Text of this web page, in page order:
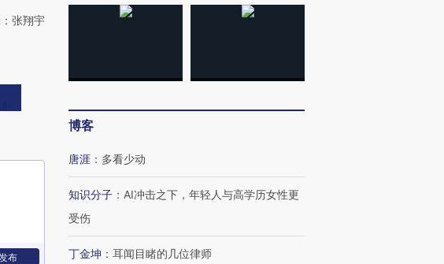
张翔宇
发布
博客
唐涯 ： 多看少动
知识分子 ： AI冲击之下，年轻人与高学历女性更
受伤
丁金坤 ： 耳闻目睹的几位律师